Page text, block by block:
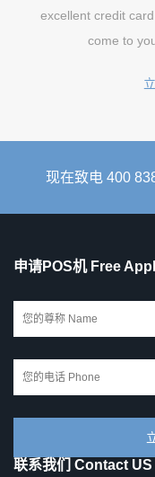
excellent credit
come to
现在致电 400
申请POS机 Free
联系我们 Contact US